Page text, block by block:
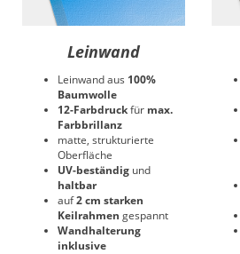
Leinwand
Leinwand aus 100%
Baumwolle
12-Farbdruckfür max.
Farbbrillanz
matte, strukturierte
Oberfläche
UV-beständig und
haltbar
auf2 cm starken
Keilrahmen gespannt
Wandhalterung
inklusive